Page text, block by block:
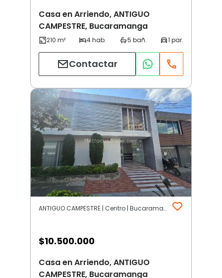
Casa en Arriendo, ANTIGUO
CAMPESTRE, Bucaramanga
Contactar
ANTIGUO CAMPESTRE | Centro | Bucaramanga
$10.500.000
Casa en Arriendo, ANTIGUO
CAMPESTRE, Bucaramanga